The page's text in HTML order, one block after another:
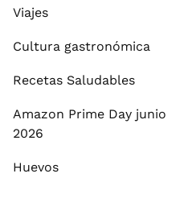
Viajes
Cultura gastronómica
Recetas Saludables
Amazon Prime Day junio
2026
Huevos